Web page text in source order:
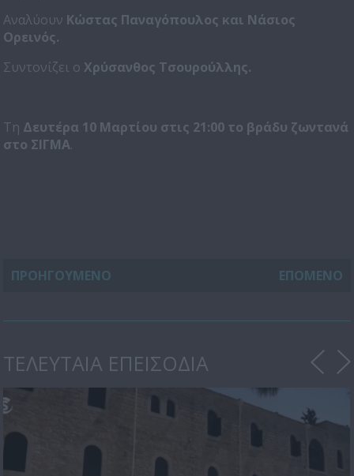
Αναλύουν Κώστας Παναγόπουλος και Νάσιος
Ορεινός.
Συντονίζει ο Χρύσανθος Τσουρούλλης.
Τη Δευτέρα 10 Μαρτίου στις 21:00 το βράδυ ζωντανά
στο ΣΙΓΜΑ.
ΠΡΟΗΓΟΥΜΕΝΟ ΕΠΟΜΕΝΟ
ΤΕΛΕΥΤΑΙΑ ΕΠΕΙΣΟΔΙΑ